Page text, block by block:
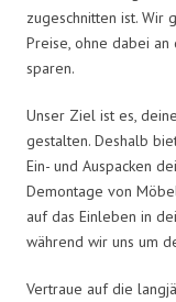
zugeschnitten ist.
Preise, ohne dabei
sparen.
Unser Ziel ist es,
gestalten. Deshalb
Ein- und Auspacken
Demontage von
auf das Einleben in
während wir uns um
Vertraue auf die